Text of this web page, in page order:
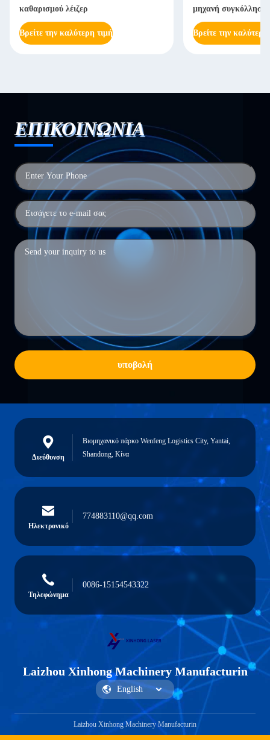
καθαρισμού λέιζερ
Βρείτε την καλύτερη τιμή
μηχανή συγκόλλησης
Βρείτε την καλύτερη
ΕΠΙΚΟΙΝΩΝΙΑ
υποβολή
Διεύθυνση
Βιομηχανικό πάρκο Wenfeng Logistics City, Yantai,
Shandong, Κίνα
Ηλεκτρονικό
774883110@qq.com
Τηλεφώνημα
0086-15154543322
Laizhou Xinhong Machinery Manufacturin
Laizhou Xinhong Machinery Manufacturin